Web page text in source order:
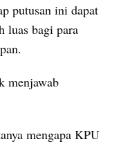
putusan ini dapat
luas bagi para
menjawab
mengapa KPU